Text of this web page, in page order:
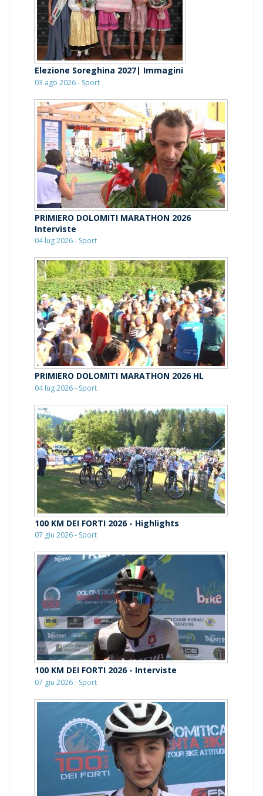
Elezione Soreghina 2027| Immagini
03 ago 2026 - Sport
PRIMIERO DOLOMITI MARATHON 2026
Interviste
04 lug 2026 - Sport
PRIMIERO DOLOMITI MARATHON 2026 HL
04 lug 2026 - Sport
100 KM DEI FORTI 2026 - Highlights
07 giu 2026 - Sport
100 KM DEI FORTI 2026 - Interviste
07 giu 2026 - Sport